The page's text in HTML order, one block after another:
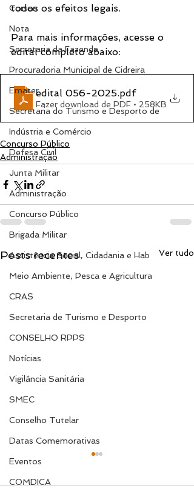
Corsan
Nota
Secretaria da Fazenda
Procuradoria Municipal de Cidreira
Emater
Secretaria do Turismo e Desporto de
Indústria e Comércio
Defesa Civil
Junta Militar
Administração
Concurso Público
Brigada Militar
Assistência Social, Cidadania e Hab
Meio Ambiente, Pesca e Agricultura
CRAS
Secretaria de Turismo e Desporto
CONSELHO RPPS
Notícias
Vigilância Sanitária
SMEC
Conselho Tutelar
Datas Comemorativas
Eventos
COMDICA
todos os efeitos legais.
Para mais informações, acesse o
edital completo abaixo:
edital 056-2025.pdf
Fazer download de PDF • 258KB
Concurso Público
Administração
Posts recentes Ver tudo